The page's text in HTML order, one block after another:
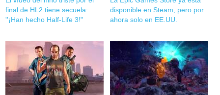
final de HL2 tiene secuela:
''¡Han hecho Half-Life 3!"
disponible en Steam, pero por
ahora solo en EE.UU.